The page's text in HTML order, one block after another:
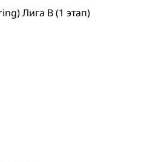
Лига В (1 этап)